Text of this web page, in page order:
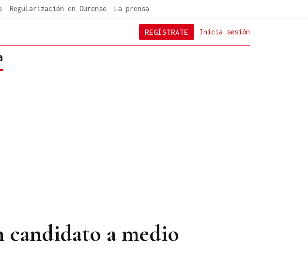
Regularización en Ourense La prensa
Inicia sesión
REGÍSTRATE
candidato a medio